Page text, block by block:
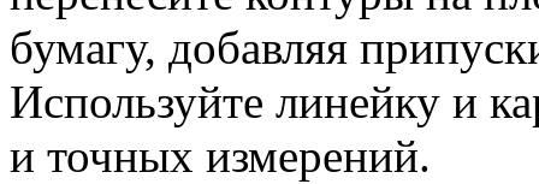
бумагу, добавляя
Используйте линейку и
и точных измерений.